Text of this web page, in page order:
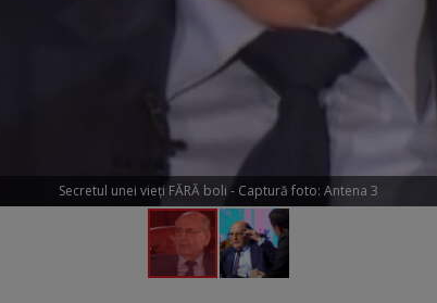
Secretul unei vieți FĂRĂ boli - Captură foto: Antena 3